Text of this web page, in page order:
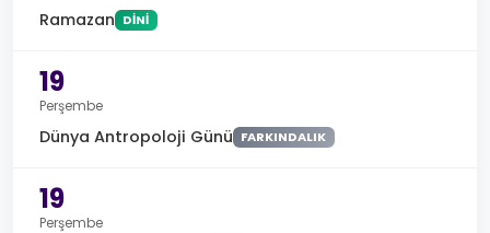
Ramazan DINI
19
Perşembe
Dünya Antropoloji Günü FARKINDALIK
19
Perşembe